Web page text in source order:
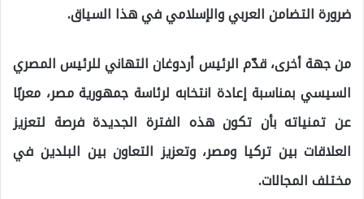
ضرورة التضامن العربي والإسلامي في هذا السياق.
من جهة أخرى، قدّم الرئيس أردوغان التهاني للرئيس المصري
السيسي بمناسبة إعادة انتخابه لرئاسة جمهورية مصر، معربًا
عن تمنياته بأن تكون هذه الفترة الجديدة فرصة لتعزيز
العلاقات بين تركيا ومصر، وتعزيز التعاون بين البلدين في
مختلف المجالات.